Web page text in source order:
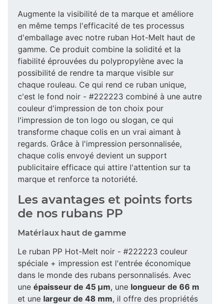
Augmente la visibilité de ta marque et améliore
en même temps l'efficacité de tes processus
d'emballage avec notre ruban Hot-Melt haut de
gamme. Ce produit combine la solidité et la
fiabilité éprouvées du polypropylène avec la
possibilité de rendre ta marque visible sur
chaque rouleau. Ce qui rend ce ruban unique,
c'est le fond noir - #222223 combiné à une autre
couleur d'impression de ton choix pour
l'impression de ton logo ou slogan, ce qui
transforme chaque colis en un vrai aimant à
regards. Grâce à l'impression personnalisée,
chaque colis envoyé devient un support
publicitaire efficace qui attire l'attention sur ta
marque et renforce ta notoriété.
Les avantages et points forts
de nos rubans PP
Matériaux haut de gamme
Le ruban PP Hot-Melt noir - #222223 couleur
spéciale + impression est l'entrée économique
dans le monde des rubans personnalisés. Avec
une épaisseur de 45 µm, une longueur de 66 m
et une largeur de 48 mm, il offre des propriétés